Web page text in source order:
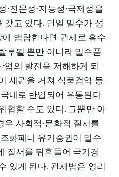
⋅전문성⋅지능성⋅국제성을
갖고 있다. 만일 밀수가 성
범람한다면 관세로 흡수
루될 뿐만 아니라 밀수품
업의 발전을 저해하게 되
세관을 거쳐 식품검역 등
내로 반입되어 유통된다
협할 수도 있다. 그뿐만 아
사회적⋅문화적 질서를
화폐나 유가증권이 밀수
질서를 뒤흔들어 국가경
있게 된다. 관세범은 영리